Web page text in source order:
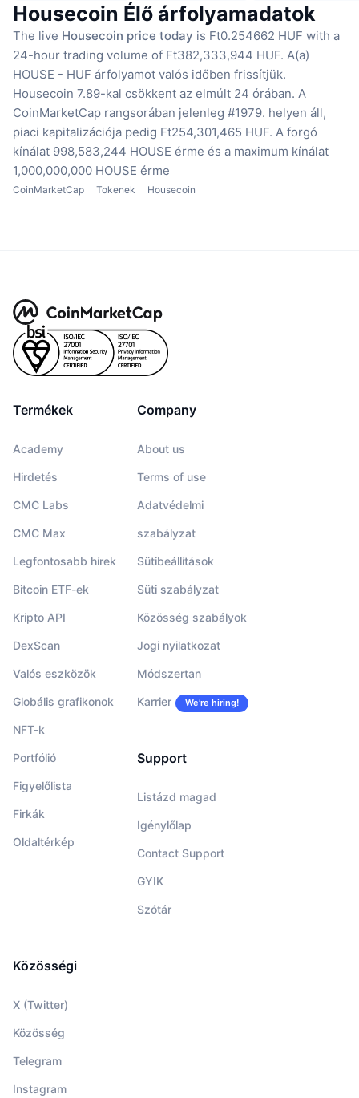
Housecoin Élő árfolyamadatok
The live Housecoin price today is Ft0.254662 HUF with a
24-hour trading volume of Ft382,333,944 HUF. A(a)
HOUSE - HUF árfolyamot valós időben frissítjük.
Housecoin 7.89-kal csökkent az elmúlt 24 órában. A
CoinMarketCap rangsorában jelenleg #1979. helyen áll,
piaci kapitalizációja pedig Ft254,301,465 HUF. A forgó
kínálat 998,583,244 HOUSE érme és a maximum kínálat
1,000,000,000 HOUSE érme
CoinMarketCap Tokenek Housecoin
Termékek
Academy
Hirdetés
CMC Labs
CMC Max
Legfontosabb hírek
Bitcoin ETF-ek
Kripto API
DexScan
Valós eszközök
Globális grafikonok
NFT-k
Portfólió
Figyelőlista
Firkák
Oldaltérkép
Company
About us
Terms of use
Adatvédelmi
szabályzat
Sütibeállítások
Süti szabályzat
Közösség szabályok
Jogi nyilatkozat
Módszertan
Karrier We’re hiring!
Support
Listázd magad
Igénylőlap
Contact Support
GYIK
Szótár
Közösségi
X (Twitter)
Közösség
Telegram
Instagram